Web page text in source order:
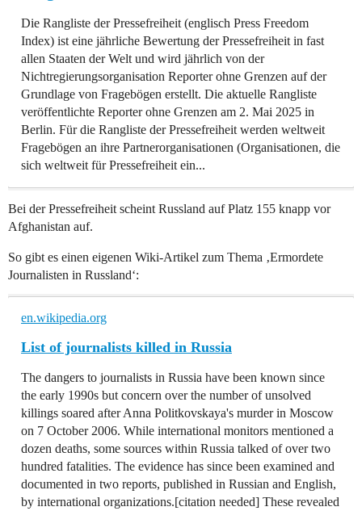
Die Rangliste der Pressefreiheit (englisch Press Freedom
Index) ist eine jährliche Bewertung der Pressefreiheit in fast
allen Staaten der Welt und wird jährlich von der
Nichtregierungsorganisation Reporter ohne Grenzen auf der
Grundlage von Fragebögen erstellt. Die aktuelle Rangliste
veröffentlichte Reporter ohne Grenzen am 2. Mai 2025 in
Berlin. Für die Rangliste der Pressefreiheit werden weltweit
Fragebögen an ihre Partnerorganisationen (Organisationen, die
sich weltweit für Pressefreiheit ein...
Bei der Pressefreiheit scheint Russland auf Platz 155 knapp vor
Afghanistan auf.
So gibt es einen eigenen Wiki-Artikel zum Thema ‚Ermordete
Journalisten in Russland‘:
en.wikipedia.org
List of journalists killed in Russia
The dangers to journalists in Russia have been known since
the early 1990s but concern over the number of unsolved
killings soared after Anna Politkovskaya's murder in Moscow
on 7 October 2006. While international monitors mentioned a
dozen deaths, some sources within Russia talked of over two
hundred fatalities. The evidence has since been examined and
documented in two reports, published in Russian and English,
by international organizations.[citation needed] These revealed